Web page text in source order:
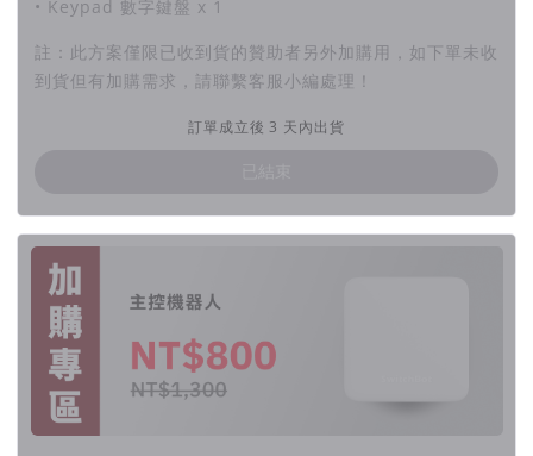
擁有三種大小的轉頭與可調節底座，支援市面絕大多數水平
採用低功耗設計，即使每天解鎖 10 次，電池續航可長達
• Keypad 數字鍵盤 x 1
註：此方案僅限已收到貨的贊助者另外加購用，如下單未收
到貨但有加購需求，請聯繫客服小編處理！
訂單成立後 3 天內出貨